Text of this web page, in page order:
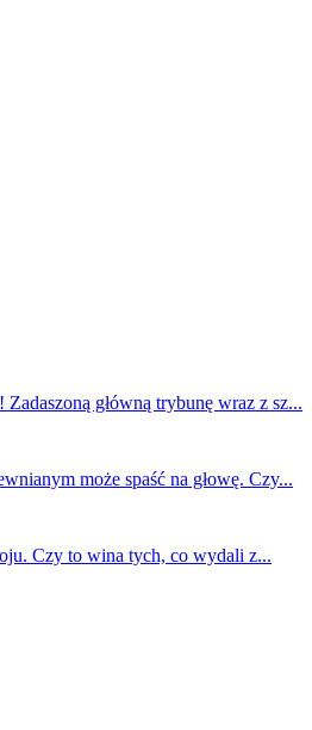
główną trybunę wraz z sz...
może spaść na głowę. Czy...
Czy to wina tych, co wydali z...